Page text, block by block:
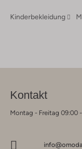
Kinderbekleidung
Kontakt
Montag - Freitag 09:00